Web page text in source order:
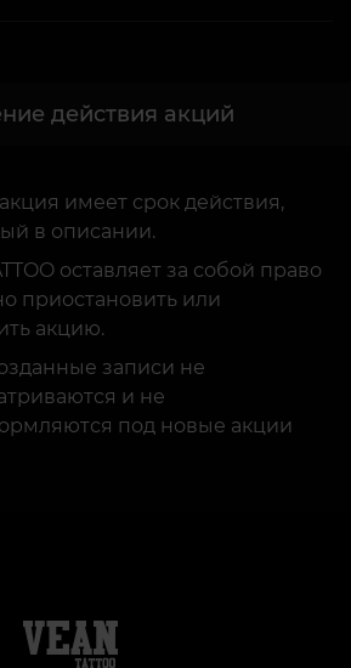
действия акций
имеет срок действия,
в описании.
оставляет за собой право
приостановить или
акцию.
записи не
и не
под новые акции